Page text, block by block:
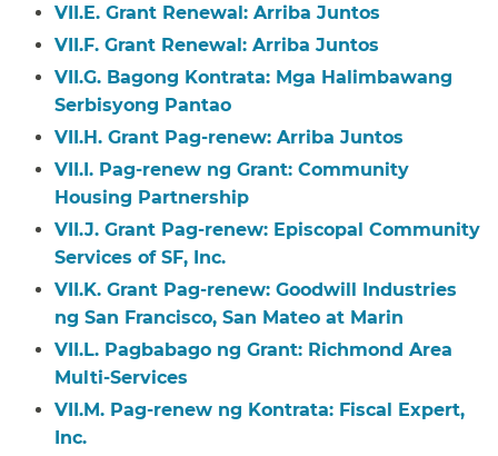
VII.E. Grant Renewal: Arriba Juntos​​
VII.F. Grant Renewal: Arriba Juntos​​
VII.G. Bagong Kontrata: Mga Halimbawang
Serbisyong Pantao​​
VII.H. Grant Pag-renew: Arriba Juntos​​
VII.I. Pag-renew ng Grant: Community
Housing Partnership​​
VII.J. Grant Pag-renew: Episcopal Community
Services of SF, Inc.​​
VII.K. Grant Pag-renew: Goodwill Industries
ng San Francisco, San Mateo at Marin​​
VII.L. Pagbabago ng Grant: Richmond Area
Multi-Services​​
VII.M. Pag-renew ng Kontrata: Fiscal Expert,
Inc.​​